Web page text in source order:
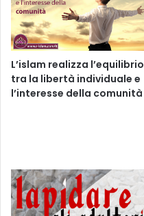
L’islam realizza l’equilibrio
tra la libertà individuale e
l’interesse della comunità